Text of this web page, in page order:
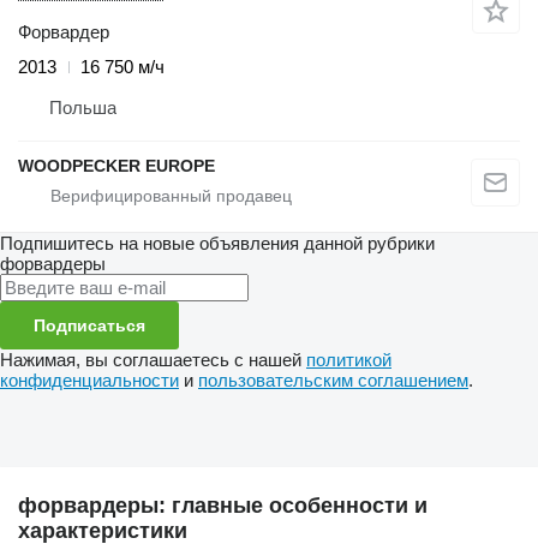
Форвардер
2013
16 750 м/ч
Польша
WOODPECKER EUROPE
Подпишитесь на новые объявления данной рубрики
форвардеры
Подписаться
Нажимая, вы соглашаетесь с нашей политикой
конфиденциальности и пользовательским соглашением.
форвардеры: главные особенности и
характеристики